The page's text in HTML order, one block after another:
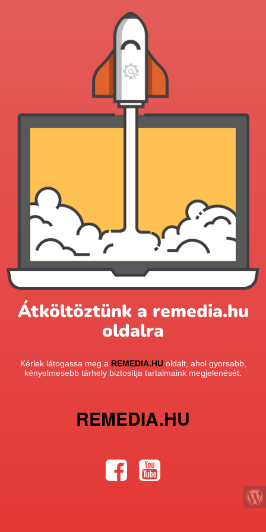
Átköltöztünk a remedia.hu
oldalra
Kérlek látogassa meg a REMEDIA.HUoldalt, ahol gyorsabb,
kényelmesebb tárhely biztosítja tartalmaink megjelenését.
REMEDIA.HU